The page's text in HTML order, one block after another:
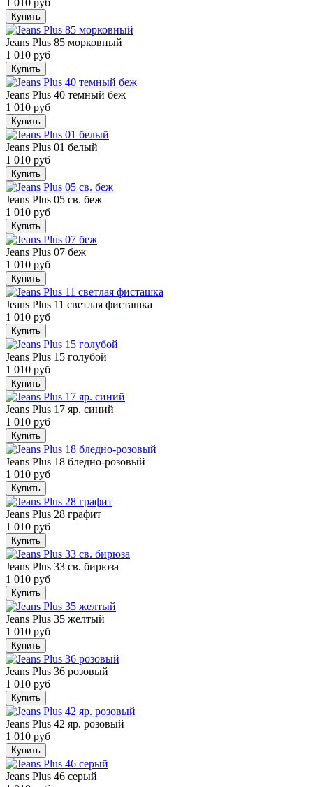
Купить
Jeans Plus 85 морковный
1 010 руб
Купить
Jeans Plus 40 темный беж
1 010 руб
Купить
Jeans Plus 01 белый
1 010 руб
Купить
Jeans Plus 05 св. беж
1 010 руб
Купить
Jeans Plus 07 беж
1 010 руб
Купить
Jeans Plus 11 светлая фисташка
1 010 руб
Купить
Jeans Plus 15 голубой
1 010 руб
Купить
Jeans Plus 17 яр. синий
1 010 руб
Купить
Jeans Plus 18 бледно-розовый
1 010 руб
Купить
Jeans Plus 28 графит
1 010 руб
Купить
Jeans Plus 33 св. бирюза
1 010 руб
Купить
Jeans Plus 35 желтый
1 010 руб
Купить
Jeans Plus 36 розовый
1 010 руб
Купить
Jeans Plus 42 яр. розовый
1 010 руб
Купить
Jeans Plus 46 серый